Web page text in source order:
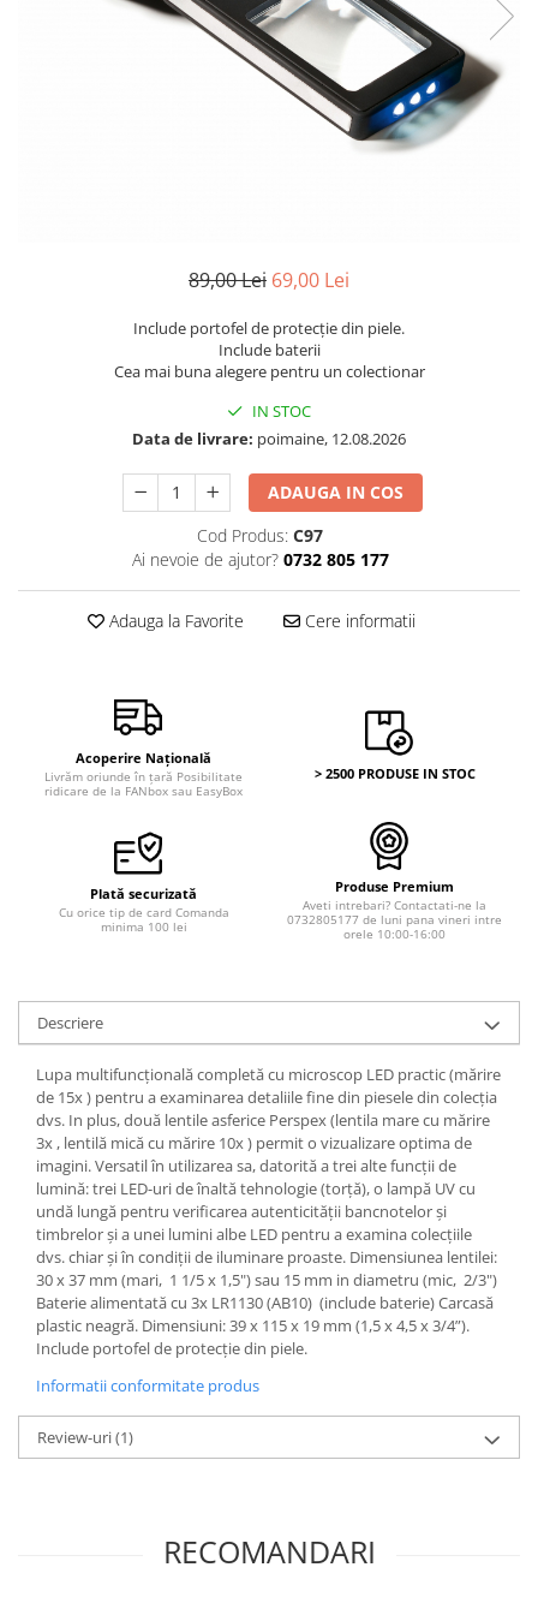
Monede Australia si Oceania
Bancnote Asia
Bancnote Australia si Oceania
89,00 Lei 69,00 Lei
Include portofel de protecție din piele.
Include baterii
Cea mai buna alegere pentru un colectionar
IN STOC
Data de livrare: poimaine, 12.08.2026
ADAUGA IN COS
Cod Produs: C97
Ai nevoie de ajutor? 0732 805 177
Adauga la Favorite Cere informatii
Acoperire Națională
Livrăm oriunde în țară Posibilitate
ridicare de la FANbox sau EasyBox
> 2500 PRODUSE IN STOC
Plată securizată
Cu orice tip de card Comanda
minima 100 lei
Produse Premium
Aveti intrebari? Contactati-ne la
0732805177 de luni pana vineri intre
orele 10:00-16:00
Descriere
Lupa multifuncțională completă cu microscop LED practic (mărire
de 15x ) pentru a examinarea detaliile fine din piesele din colecția
dvs. In plus, două lentile asferice Perspex (lentila mare cu mărire
3x , lentilă mică cu mărire 10x ) permit o vizualizare optima de
imagini. Versatil în utilizarea sa, datorită a trei alte funcții de
lumină: trei LED-uri de înaltă tehnologie (torță), o lampă UV cu
undă lungă pentru verificarea autenticității bancnotelor și
timbrelor și a unei lumini albe LED pentru a examina colecțiile
dvs. chiar și în condiții de iluminare proaste. Dimensiunea lentilei:
30 x 37 mm (mari, 1 1/5 x 1,5") sau 15 mm in diametru (mic, 2/3")
Baterie alimentată cu 3x LR1130 (AB10) (include baterie) Carcasă
plastic neagră. Dimensiuni: 39 x 115 x 19 mm (1,5 x 4,5 x 3/4”).
Include portofel de protecție din piele.
Informatii conformitate produs
Review-uri(1)
RECOMANDARI